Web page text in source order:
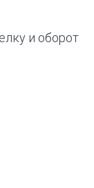
и оборот